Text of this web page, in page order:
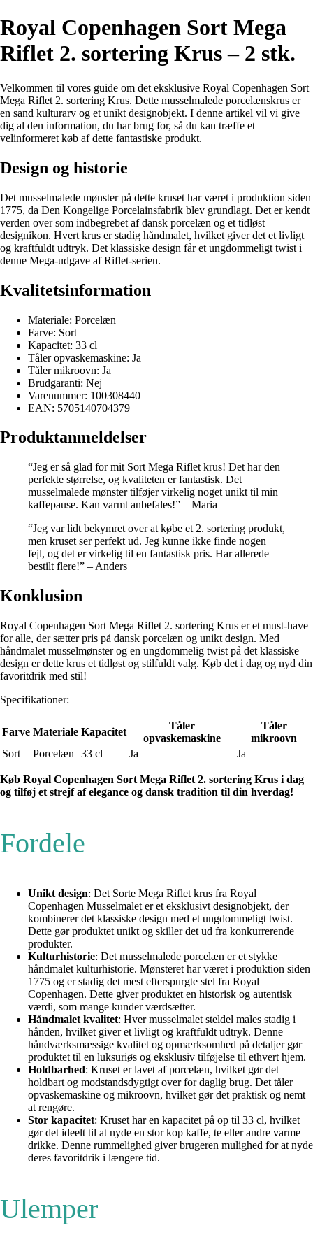
Royal Copenhagen Sort Mega
Riflet 2. sortering Krus – 2 stk.
Velkommen til vores guide om det eksklusive Royal Copenhagen Sort
Mega Riflet 2. sortering Krus. Dette musselmalede porcelænskrus er
en sand kulturarv og et unikt designobjekt. I denne artikel vil vi give
dig al den information, du har brug for, så du kan træffe et
velinformeret køb af dette fantastiske produkt.
Design og historie
Det musselmalede mønster på dette kruset har været i produktion siden
1775, da Den Kongelige Porcelainsfabrik blev grundlagt. Det er kendt
verden over som indbegrebet af dansk porcelæn og et tidløst
designikon. Hvert krus er stadig håndmalet, hvilket giver det et livligt
og kraftfuldt udtryk. Det klassiske design får et ungdommeligt twist i
denne Mega-udgave af Riflet-serien.
Kvalitetsinformation
Materiale: Porcelæn
Farve: Sort
Kapacitet: 33 cl
Tåler opvaskemaskine: Ja
Tåler mikroovn: Ja
Brudgaranti: Nej
Varenummer: 100308440
EAN: 5705140704379
Produktanmeldelser
“Jeg er så glad for mit Sort Mega Riflet krus! Det har den
perfekte størrelse, og kvaliteten er fantastisk. Det
musselmalede mønster tilføjer virkelig noget unikt til min
kaffepause. Kan varmt anbefales!” – Maria
“Jeg var lidt bekymret over at købe et 2. sortering produkt,
men kruset ser perfekt ud. Jeg kunne ikke finde nogen
fejl, og det er virkelig til en fantastisk pris. Har allerede
bestilt flere!” – Anders
Konklusion
Royal Copenhagen Sort Mega Riflet 2. sortering Krus er et must-have
for alle, der sætter pris på dansk porcelæn og unikt design. Med
håndmalet musselmønster og en ungdommelig twist på det klassiske
design er dette krus et tidløst og stilfuldt valg. Køb det i dag og nyd din
favoritdrik med stil!
Specifikationer:
Farve Materiale Kapacitet
Tåler
opvaskemaskine
Tåler
mikroovn
Sort
Porcelæn 33 cl Ja Ja
Køb Royal Copenhagen Sort Mega Riflet 2. sortering Krus i dag
og tilføj et strejf af elegance og dansk tradition til din hverdag!
Fordele
Unikt design: Det Sorte Mega Riflet krus fra Royal
Copenhagen Musselmalet er et eksklusivt designobjekt, der
kombinerer det klassiske design med et ungdommeligt twist.
Dette gør produktet unikt og skiller det ud fra konkurrerende
produkter.
Kulturhistorie: Det musselmalede porcelæn er et stykke
håndmalet kulturhistorie. Mønsteret har været i produktion siden
1775 og er stadig det mest efterspurgte stel fra Royal
Copenhagen. Dette giver produktet en historisk og autentisk
værdi, som mange kunder værdsætter.
Håndmalet kvalitet: Hver musselmalet steldel males stadig i
hånden, hvilket giver et livligt og kraftfuldt udtryk. Denne
håndværksmæssige kvalitet og opmærksomhed på detaljer gør
produktet til en luksuriøs og eksklusiv tilføjelse til ethvert hjem.
Holdbarhed: Kruset er lavet af porcelæn, hvilket gør det
holdbart og modstandsdygtigt over for daglig brug. Det tåler
opvaskemaskine og mikroovn, hvilket gør det praktisk og nemt
at rengøre.
Stor kapacitet: Kruset har en kapacitet på op til 33 cl, hvilket
gør det ideelt til at nyde en stor kop kaffe, te eller andre varme
drikke. Denne rummelighed giver brugeren mulighed for at nyde
deres favoritdrik i længere tid.
Ulemper